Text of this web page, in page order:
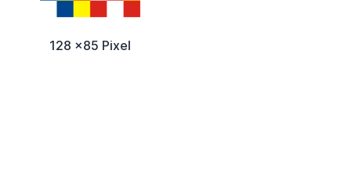
128 x85 Pixel